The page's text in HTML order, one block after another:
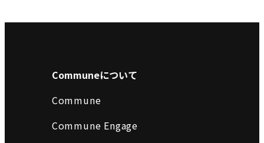
Communeについて
Commune
Commune Engage